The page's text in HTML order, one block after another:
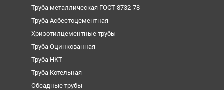
Труба металлическая ГОСТ 8732-78
Труба Асбестоцементная
Хризотилцементные трубы
Труба Оцинкованная
Труба НКТ
Труба Котельная
Обсадные трубы